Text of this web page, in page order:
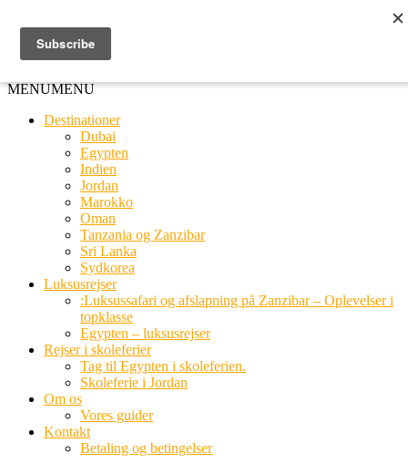
MENUMENU
Destinationer
Dubai
Egypten
Indien
Jordan
Marokko
Oman
Tanzania og Zanzibar
Sri Lanka
Sydkorea
Luksusrejser
:Luksussafari og afslapning på Zanzibar – Oplevelser i
topklasse
Egypten – luksusrejser
Rejser i skoleferier
Tag til Egypten i skoleferien.
Skoleferie i Jordan
Om os
Vores guider
Kontakt
Betaling og betingelser